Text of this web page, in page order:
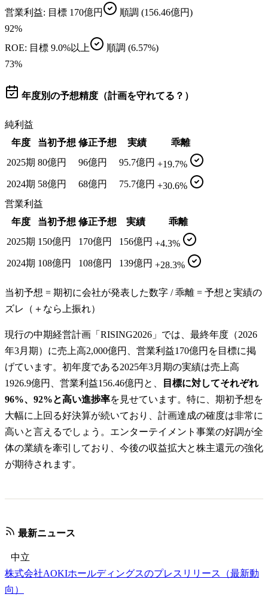
営業利益: 目標 170億円 順調 (156.46億円)
92%
ROE: 目標 9.0%以上 順調 (6.57%)
73%
年度別の予想精度（計画を守れてる？）
純利益
年度
当初予想 修正予想 実績
乖離
2025期 80億円 96億円 95.7億円 +19.7%
2024期 58億円 68億円 75.7億円 +30.6%
営業利益
年度
当初予想 修正予想 実績
乖離
2025期 150億円 170億円 156億円 +4.3%
2024期 108億円 108億円 139億円 +28.3%
当初予想 = 期初に会社が発表した数字 / 乖離 = 予想と実績の
ズレ（＋なら上振れ）
現行の中期経営計画「RISING2026」では、最終年度（2026
年3月期）に売上高2,000億円、営業利益170億円を目標に掲
げています。初年度である2025年3月期の実績は売上高
1926.9億円、営業利益156.46億円と、
目標に対してそれぞれ
96%、92%と高い進捗率を見せています。特に、期初予想を
大幅に上回る好決算が続いており、計画達成の確度は非常に
高いと言えるでしょう。エンターテイメント事業の好調が全
体の業績を牽引しており、今後の収益拡大と株主還元の強化
が期待されます。
最新ニュース
中立
株式会社AOKIホールディングスのプレスリリース（最新動
向）